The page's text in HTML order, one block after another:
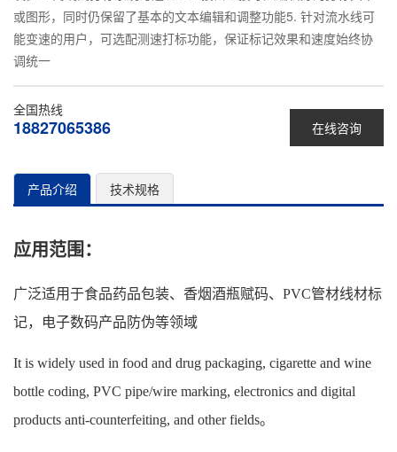
或图形，同时仍保留了基本的文本编辑和调整功能5. 针对流水线可
能变速的用户，可选配测速打标功能，保证标记效果和速度始终协
调统一
在线咨询
全国热线
18827065386
产品介绍 技术规格
应用范围：
广泛适用于食品药品包装、香烟酒瓶赋码、PVC管材线材标
记，电子数码产品防伪等领域
It is widely used in food and drug packaging, cigarette and wine
bottle coding, PVC pipe/wire marking, electronics and digital
products anti-counterfeiting, and other fields。